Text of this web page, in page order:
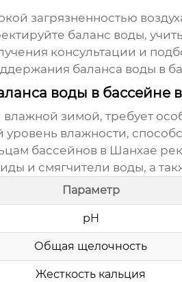
загрязненностью
баланс воды,
консультации и
баланса воды в
воды в бассейне
зимой, требует
влажности,
бассейнов в Шанхае
и смягчители воды, а
Параметр
pH
Общая щелочность
Жесткость кальция